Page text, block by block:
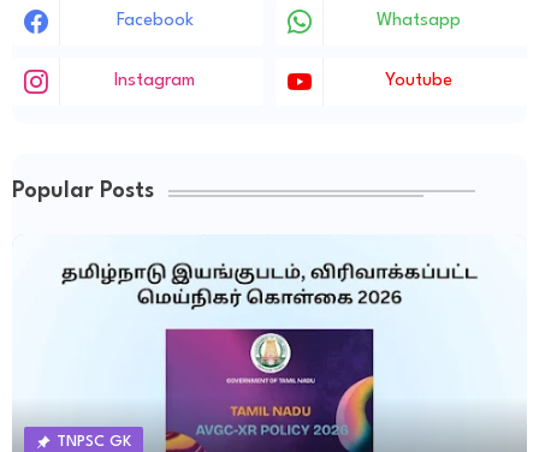
Facebook Whatsapp
Instagram Youtube
Popular Posts
TNPSC GK